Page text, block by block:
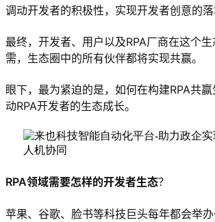
调动开发者的积极性，实现开发者创意的落
最终，开发者、用户以及RPA厂商在这个
需，生态圈中的所有伙伴都将实现共赢。
眼下，最为紧迫的是，如何在构建RPA共
动RPA开发者的生态成长。
RPA领域需要怎样的开发者生态？
苹果、谷歌、脸书等科技巨头每年都会举办